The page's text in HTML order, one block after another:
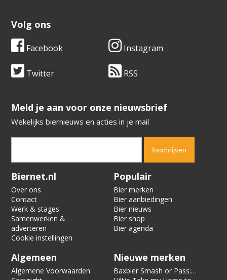
Volg ons
Facebook Instagram
Twitter RSS
​​​​​​​Meld je aan voor onze nieuwsbrief
Wekelijks biernieuws en acties in je mail
Verification code:
Biernet.nl
Over ons
Contact
Werk & stages
Samenwerken &
adverteren
Cookie instellingen
Populair
Bier merken
Bier aanbiedingen
Bier nieuws
Bier shop
Bier agenda
Algemeen
Algemene Voorwaarden
Nieuwe merken
Baxbier Smash or Pass: